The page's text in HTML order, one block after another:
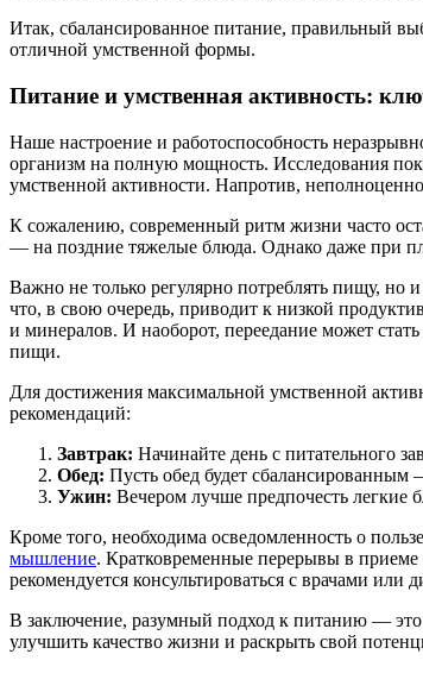
Итак, сбалансированное питание, правильный
отличной умственной формы.
Питание и умственная активность:
Наше настроение и работоспособность
организм на полную мощность. Исследования
умственной активности. Напротив,
К сожалению, современный ритм жизни часто
— на поздние тяжелые блюда. Однако даже при
Важно не только регулярно потреблять пищу, но
что, в свою очередь, приводит к низкой
и минералов. И наоборот, переедание может
пищи.
Для достижения максимальной умственной
рекомендаций:
Завтрак: Начинайте день с питательного
Обед: Пусть обед будет
Ужин: Вечером лучше предпочесть легкие
Кроме того, необходима осведомленность о
мышление. Кратковременные перерывы в приеме
рекомендуется консультироваться с врачами
В заключение, разумный подход к питанию —
улучшить качество жизни и раскрыть свой